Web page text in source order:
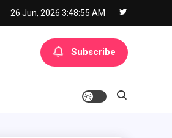
26 Jun, 2026 3:48:56 AM
Subscribe